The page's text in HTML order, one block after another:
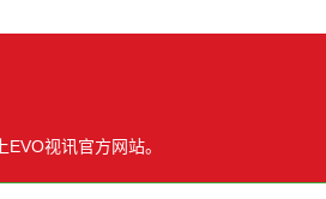
视讯官方网站。